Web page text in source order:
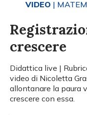
VIDEO |
crescere
Didattica live |
video di Nicoletta
allontanare la paura
crescere con essa.